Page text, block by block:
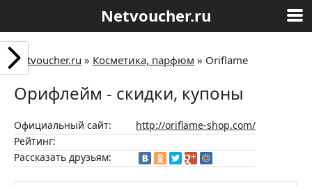
Netvoucher.ru
Netvoucher.ru » Косметика, парфюм » Oriflame
Орифлейм - скидки, купоны
Официальный сайт:
http://oriflame-shop.com/
Рейтинг:
Рассказать друзьям: